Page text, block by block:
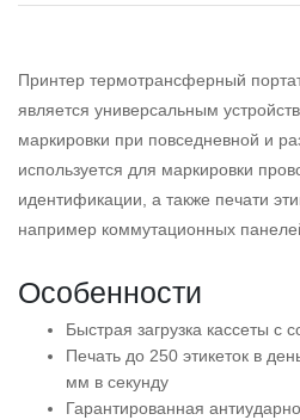
Принтер термотрансферный
является универсальным
маркировки при повседневной и
используется для маркировки
идентификации, а также печати
например коммутационных
Особенности
Быстрая загрузка кассеты с
Печать до 250 этикеток в
мм в секунду
Гарантированная